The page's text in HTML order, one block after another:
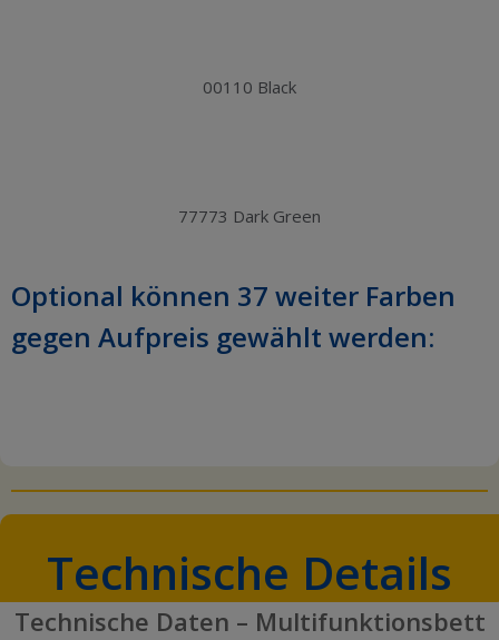
00110 Black
77773 Dark Green
Optional können 37 weiter Farben
gegen Aufpreis gewählt werden:
Technische Details
Technische Daten – Multifunktionsbett